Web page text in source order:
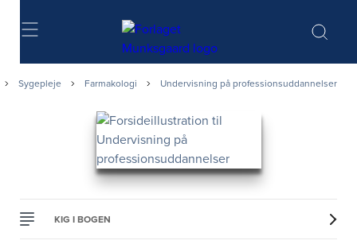
Søg
Sygepleje Farmakologi Undervisning på professionsuddannelser
KIG I BOGEN